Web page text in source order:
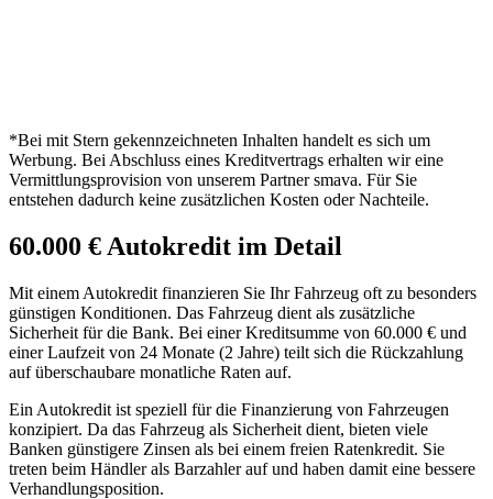
*Bei mit Stern gekennzeichneten Inhalten handelt es sich um
Werbung. Bei Abschluss eines Kreditvertrags erhalten wir eine
Vermittlungsprovision von unserem Partner smava. Für Sie
entstehen dadurch keine zusätzlichen Kosten oder Nachteile.
60.000 € Autokredit im Detail
Mit einem Autokredit finanzieren Sie Ihr Fahrzeug oft zu besonders
günstigen Konditionen. Das Fahrzeug dient als zusätzliche
Sicherheit für die Bank. Bei einer Kreditsumme von 60.000 € und
einer Laufzeit von 24 Monate (2 Jahre) teilt sich die Rückzahlung
auf überschaubare monatliche Raten auf.
Ein Autokredit ist speziell für die Finanzierung von Fahrzeugen
konzipiert. Da das Fahrzeug als Sicherheit dient, bieten viele
Banken günstigere Zinsen als bei einem freien Ratenkredit. Sie
treten beim Händler als Barzahler auf und haben damit eine bessere
Verhandlungsposition.